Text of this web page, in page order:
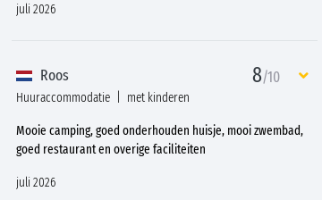
juli 2026
Roos 8/10
Huuraccommodatie met kinderen
Mooie camping, goed onderhouden huisje, mooi zwembad,
goed restaurant en overige faciliteiten
juli 2026